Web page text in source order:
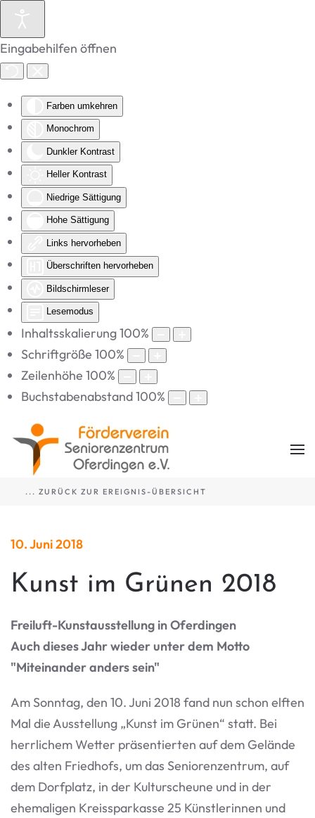
Eingabehilfen öffnen
Farben umkehren
Monochrom
Dunkler Kontrast
Heller Kontrast
Niedrige Sättigung
Hohe Sättigung
Links hervorheben
Überschriften hervorheben
Bildschirmleser
Lesemodus
Inhaltsskalierung100%
Schriftgröße 100%
Zeilenhöhe 100%
Buchstabenabstand100%
Zum Hauptinhalt springen
... ZURÜCK ZUR EREIGNIS-ÜBERSICHT
10. Juni 2018
Kunst im Grünen 2018
Freiluft-Kunstausstellung in Oferdingen
Auch dieses Jahr wieder unter dem Motto
"Miteinander anders sein"
Am Sonntag, den 10. Juni 2018 fand nun schon elften
Mal die Ausstellung „Kunst im Grünen“ statt. Bei
herrlichem Wetter präsentierten auf dem Gelände
des alten Friedhofs, um das Seniorenzentrum, auf
dem Dorfplatz, in der Kulturscheune und in der
ehemaligen Kreissparkasse 25 Künstlerinnen und